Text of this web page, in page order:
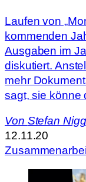
Laufen von
kommenden
Ausgaben im
diskutiert.
mehr
sagt, sie könne
Von Stefan
12.11.20